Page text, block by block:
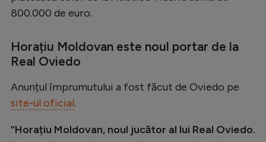
Starurile fotbalului
Stranieri
Tenis
800.000 de euro.
Horațiu Moldovan este noul portar de la
Real Oviedo
Anunțul împrumutului a fost făcut de Oviedo pe
site-ul oficial.
”Horațiu Moldovan, noul jucător al lui Real Oviedo.